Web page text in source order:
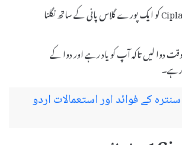
Cipla Tablet کو ایک پورے گلاس پانی کے ساتھ نگلنا
دوا لیں تاکہ آپ کو یاد رہے اور دوا کے
رہے۔
سنترہ کے فوائد اور استعمالات اردو